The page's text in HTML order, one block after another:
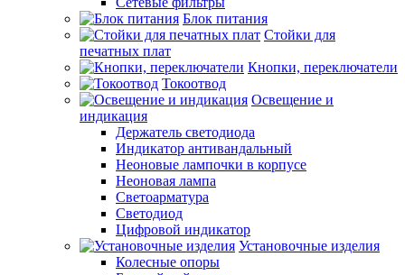
Блок питания
Стойки для
печатных плат
Кнопки, переключатели
Токоотвод
Освещение и
индикация
Держатель светодиода
Индикатор антивандальный
Неоновые лампочки в корпусе
Неоновая лампа
Светоарматура
Светодиод
Цифровой индикатор
Установочные изделия
Колесные опоры